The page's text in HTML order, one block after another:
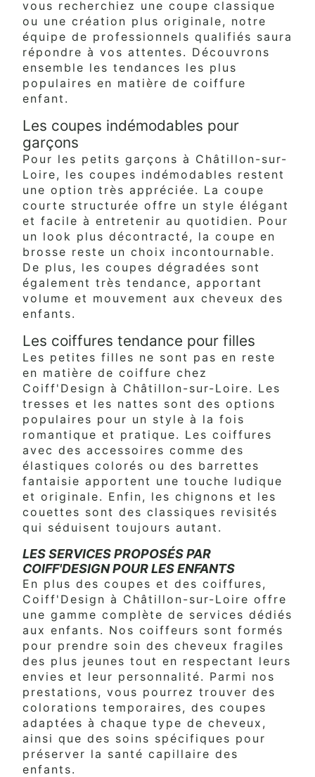
vous recherchiez une coupe classique
ou une création plus originale, notre
équipe de professionnels qualifiés saura
répondre à vos attentes. Découvrons
ensemble les tendances les plus
populaires en matière de coiffure
enfant.
Les coupes indémodables pour
garçons
Pour les petits garçons à Châtillon-sur-
Loire, les coupes indémodables restent
une option très appréciée. La coupe
courte structurée offre un style élégant
et facile à entretenir au quotidien. Pour
un look plus décontracté, la coupe en
brosse reste un choix incontournable.
De plus, les coupes dégradées sont
également très tendance, apportant
volume et mouvement aux cheveux des
enfants.
Les coiffures tendance pour filles
Les petites filles ne sont pas en reste
en matière de coiffure chez
Coiff'Design à Châtillon-sur-Loire. Les
tresses et les nattes sont des options
populaires pour un style à la fois
romantique et pratique. Les coiffures
avec des accessoires comme des
élastiques colorés ou des barrettes
fantaisie apportent une touche ludique
et originale. Enfin, les chignons et les
couettes sont des classiques revisités
qui séduisent toujours autant.
LES SERVICES PROPOSÉS PAR
COIFF'DESIGN POUR LES ENFANTS
En plus des coupes et des coiffures,
Coiff'Design à Châtillon-sur-Loire offre
une gamme complète de services dédiés
aux enfants. Nos coiffeurs sont formés
pour prendre soin des cheveux fragiles
des plus jeunes tout en respectant leurs
envies et leur personnalité. Parmi nos
prestations, vous pourrez trouver des
colorations temporaires, des coupes
adaptées à chaque type de cheveux,
ainsi que des soins spécifiques pour
préserver la santé capillaire des
enfants.